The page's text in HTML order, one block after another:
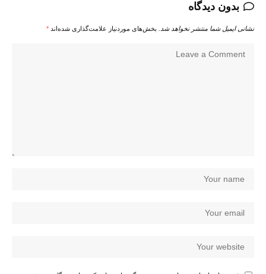
بدون دیدگاه
نشانی ایمیل شما منتشر نخواهد شد. بخش‌های موردنیاز علامت‌گذاری شده‌اند *